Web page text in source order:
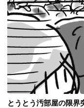
とうとう汚部屋の限